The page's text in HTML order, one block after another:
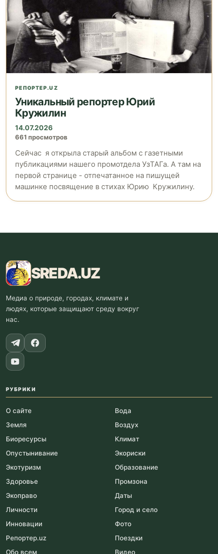
РЕПОРТЕР.UZ
Уникальный репортер Юрий
Кружилин
14.07.2026
661 просмотров
Сейчас я открыла старый альбом с газетными
публикациями нашего промотдела УзТАГа. А там на
первой странице - отпечатанное на пишущей
машинке посвящение в стихах Юрию Кружилину.
SREDA.UZ
Медиа о природе, городах, климате и
людях, которые защищают среду вокруг
нас.
РУБРИКИ
О сайте
Вода
Земля
Воздух
Биоресурсы
Климат
Опустынивание
Экориски
Экотуризм
Образование
Здоровье
Промзона
Экоправо
Даты
Личности
Город и село
Инновации
Фото
Репортер.uz
Поездки
Обо всем
Видео